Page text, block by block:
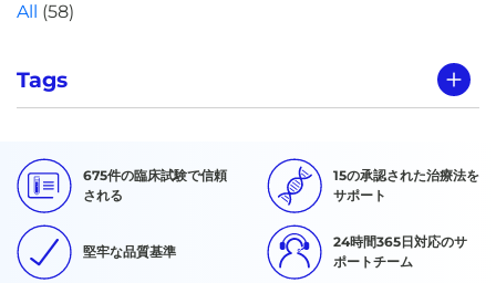
All (58)
Tags
675件の臨床試験で信頼
される
15の承認された治療法を
サポート
堅牢な品質基準
24時間365日対応のサ
ポートチーム